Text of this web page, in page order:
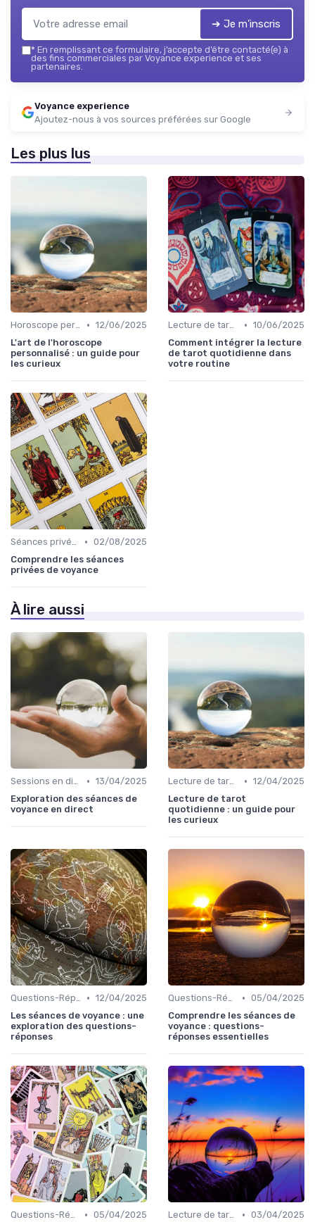
➔ Je m'inscris
* En remplissant ce formulaire, j’accepte d’être contacté(e) à
des fins commerciales par Voyance experience et ses
partenaires.
Voyance experience
Ajoutez-nous à vos sources préférées sur Google
Les plus lus
Horoscope personnalisé • 12/06/2025
L'art de l'horoscope
personnalisé : un guide pour
les curieux
Lecture de tarot quotidienne • 10/06/2025
Comment intégrer la lecture
de tarot quotidienne dans
votre routine
Séances privées • 02/08/2025
Comprendre les séances
privées de voyance
À lire aussi
Sessions en direct • 13/04/2025
Exploration des séances de
voyance en direct
Lecture de tarot quotidienne • 12/04/2025
Lecture de tarot
quotidienne : un guide pour
les curieux
Questions-Réponses • 12/04/2025
Les séances de voyance : une
exploration des questions-
réponses
Questions-Réponses • 05/04/2025
Comprendre les séances de
voyance : questions-
réponses essentielles
Questions-Réponses • 05/04/2025
Lecture de tarot quotidienne • 03/04/2025